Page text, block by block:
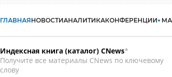
ГЛАВНАЯНОВОСТИАНАЛИТИКАКОНФЕРЕНЦИИ
Индексная книга (каталог) CNews*
Получите все материалы CNews по ключевому
слову